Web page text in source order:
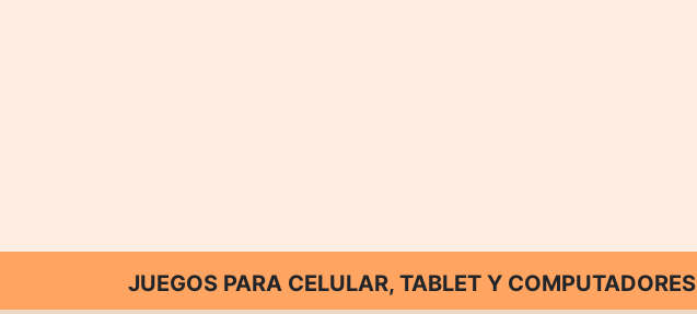
JUEGOS PARA CELULAR, TABLET Y COMPUTADORES